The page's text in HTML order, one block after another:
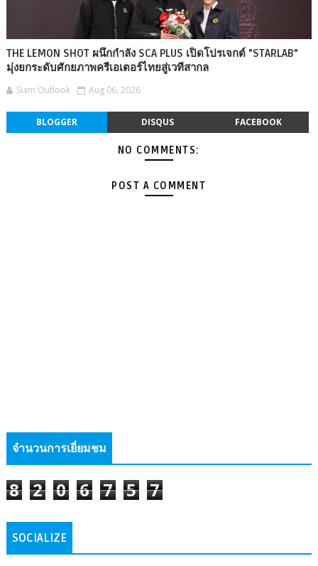
THE LEMON SHOT ผนึกกำลัง SCA PLUS เปิดโปรเจกต์ "STARLAB"
มุ่งยกระดับศักยภาพครีเอเตอร์ไทยสู่เวทีสากล
Siam Outlook Aug 06, 2026
BLOGGER DISQUS FACEBOOK
NO COMMENTS:
POST A COMMENT
จำนวนการเยี่ยมชม
8 2 0 6 7 5 7
SOCIALIZE